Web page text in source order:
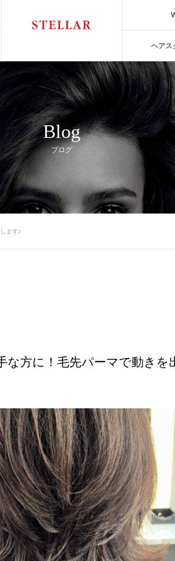
ヘアス
Blog
ブログ
ます♪
な方に！毛先パーマで動きを